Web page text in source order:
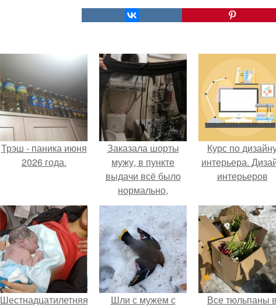
Трэш - паника июня
2026 года.
Заказала шорты
мужу, в пункте
выдачи всё было
нормально,
примерил все
хорошо, ничего не
предвещало беды.
Курс по
интерьера.
интерьеров
Шестнадцатилетняя Шли с мужем с Все тюльпаны в